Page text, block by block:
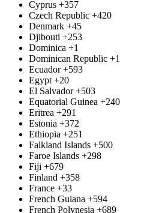
Cyprus +357
Czech Republic +420
Denmark +45
Djibouti +253
Dominica +1
Dominican Republic +1
Ecuador +593
Egypt +20
El Salvador +503
Equatorial Guinea +240
Eritrea +291
Estonia +372
Ethiopia +251
Falkland Islands +500
Faroe Islands +298
Fiji +679
Finland +358
France +33
French Guiana +594
French Polynesia +689